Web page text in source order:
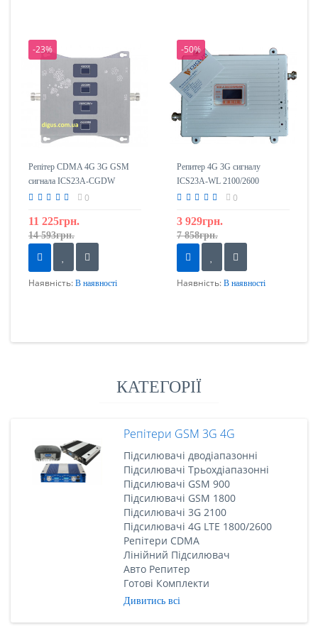
-23%
Репітер CDMA 4G 3G GSM
сигнала ICS23A-CGDW
800/900/1800/2100
0
11 225грн.
14 593грн.
Наявність: В наявності
-50%
Репитер 4G 3G сигналу
ICS23A-WL 2100/2600
0
3 929грн.
7 858грн.
Наявність: В наявності
КАТЕГОРІЇ
Репітери GSM 3G 4G
Підсилювачі дводіапазонні
Підсилювачі Трьохдіапазонні
Підсилювачі GSM 900
Підсилювачі GSM 1800
Підсилювачі 3G 2100
Підсилювачі 4G LTE 1800/2600
Репітери CDMA
Лінійний Підсилювач
Авто Репитер
Готові Комплекти
Дивитись всі